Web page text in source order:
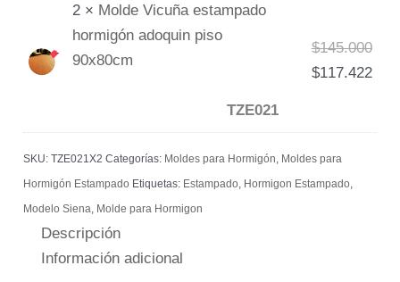
2 × Molde Vicuña estampado
hormigón adoquin piso
90x80cm
TZE021
$145.000
$117.422
SKU:TZE021X2 Categorías: Moldes para Hormigón Moldes para
Hormigón Estampado Etiquetas: Estampado Hormigon Estampado
Modelo Siena Molde para Hormigon
Descripción
Información adicional